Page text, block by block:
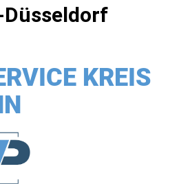
KREIS